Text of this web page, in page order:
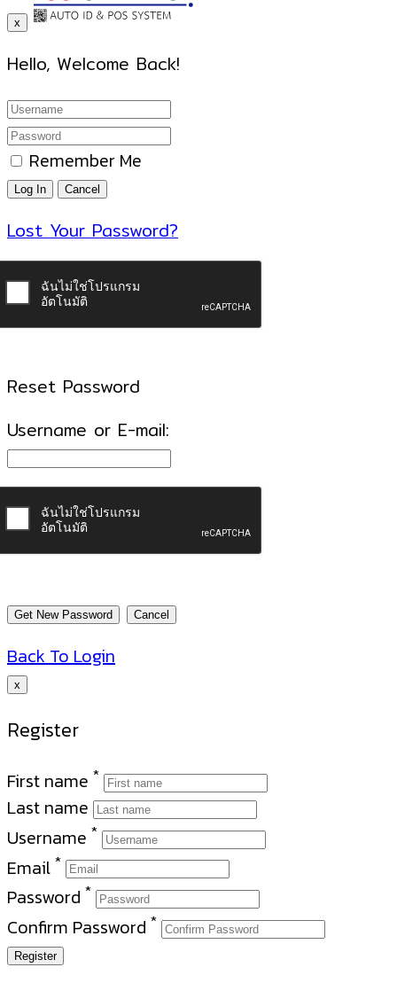
x
Hello, Welcome Back!
Remember Me
Lost Your Password?
Reset Password
Username or E-mail:
Back To Login
x
Register
First name *
Last name
Username *
Email *
Password *
Confirm Password *
Register